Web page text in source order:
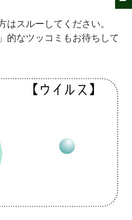
はスルーしてください。
的なツッコミもお待ちして